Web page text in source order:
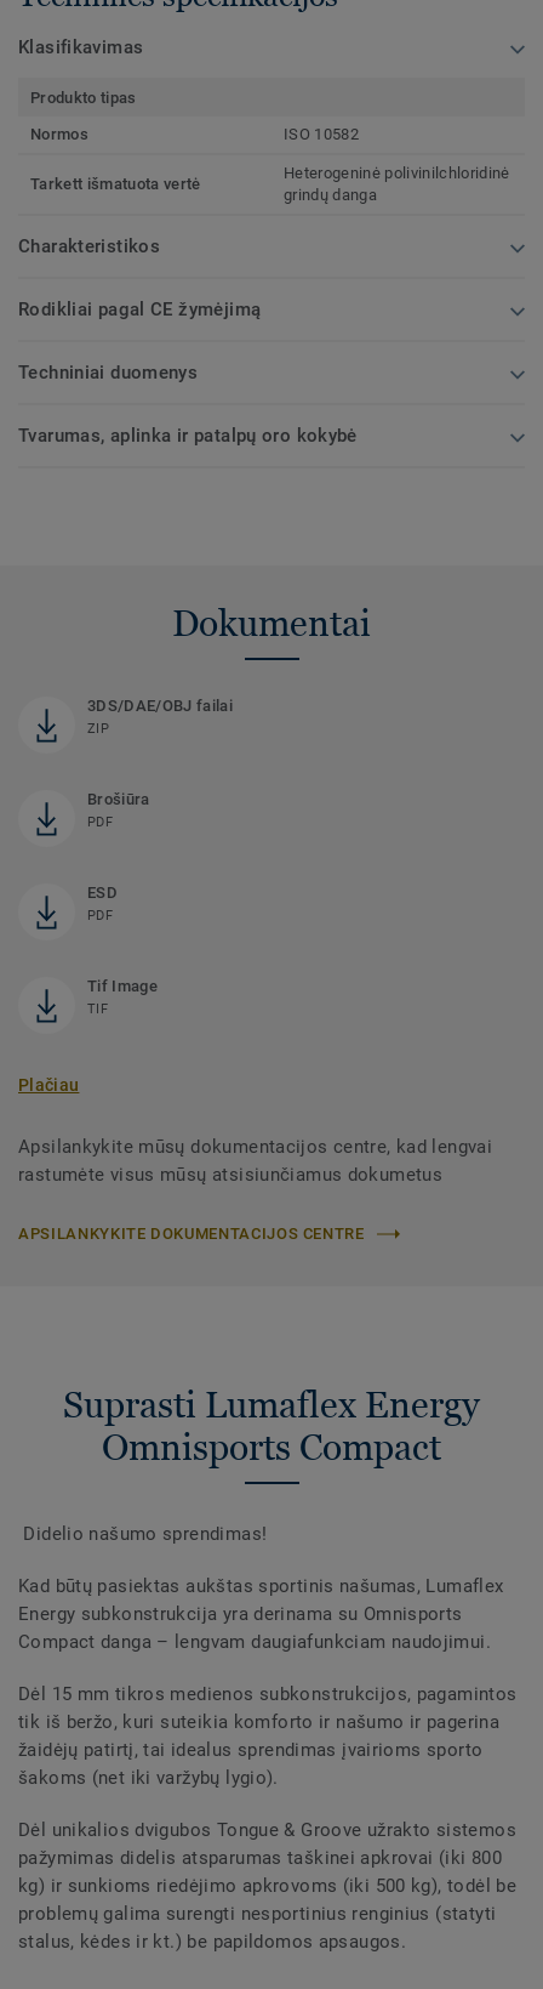
Klasifikavimas
Produkto tipas
Normos
ISO 10582
Tarkett išmatuota vertė
Heterogeninė polivinilchloridinė
grindų danga
Charakteristikos
Rodikliai pagal CE žymėjimą
Techniniai duomenys
Tvarumas, aplinka ir patalpų oro kokybė
Dokumentai
3DS/DAE/OBJ failai
ZIP
Brošiūra
PDF
ESD
PDF
Tif Image
TIF
Plačiau
Apsilankykite mūsų dokumentacijos centre, kad lengvai
rastumėte visus mūsų atsisiunčiamus dokumetus
APSILANKYKITE DOKUMENTACIJOS CENTRE
Suprasti Lumaflex Energy
Omnisports Compact
Didelio našumo sprendimas!
Kad būtų pasiektas aukštas sportinis našumas, Lumaflex
Energy subkonstrukcija yra derinama su Omnisports
Compact danga – lengvam daugiafunkciam naudojimui.
Dėl 15 mm tikros medienos subkonstrukcijos, pagamintos
tik iš beržo, kuri suteikia komforto ir našumo ir pagerina
žaidėjų patirtį, tai idealus sprendimas įvairioms sporto
šakoms (net iki varžybų lygio).
Dėl unikalios dvigubos Tongue & Groove užrakto sistemos
pažymimas didelis atsparumas taškinei apkrovai (iki 800
kg) ir sunkioms riedėjimo apkrovoms (iki 500 kg), todėl be
problemų galima surengti nesportinius renginius (statyti
stalus, kėdes ir kt.) be papildomos apsaugos.